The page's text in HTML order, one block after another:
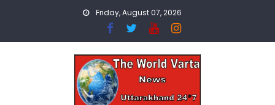
Friday, August 07, 2026